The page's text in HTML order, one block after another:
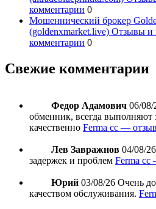
комментарии 0
Мошеннический брокер
(goldenxmarket.live) Отзывы и
комментарии 0
Свежие комментарии
Федор Адамович 06/08/
обменник, всегда выполняют
качественно Ferma cc —
Лев Завражнов 04/08/26
задержек и проблем Ferma cc
Юрий 03/08/26 Очень
качеством обслуживания.